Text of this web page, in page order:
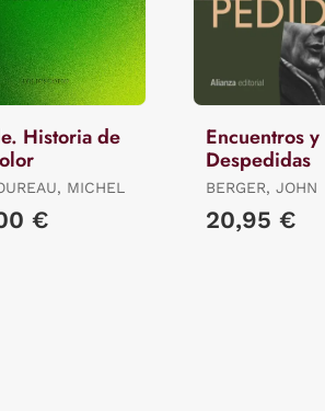
Historia de
MICHEL
€
Encuentros y
Despedidas
BERGER, JOHN
20,95 €